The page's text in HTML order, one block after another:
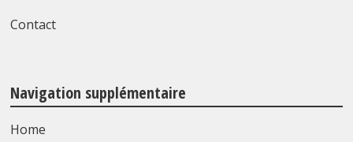
Contact
Navigation supplémentaire
Home